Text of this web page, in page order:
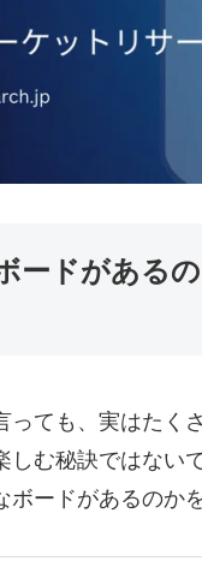
ードがある
っても、実はたく
しむ秘訣ではない
ボードがあるのか